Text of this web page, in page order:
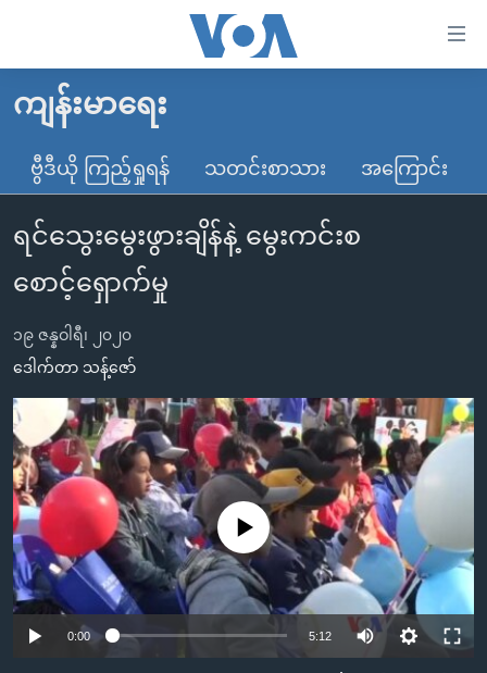
လွယ်ကူ
သည့်
Link
များ
ပင်မ
သို့
ကျော်
ကြည့်
ရန်
ပင်မ
အ
ညွန်း
စာမျက်နှာ
သို့
ကျော်
ကြည့်
မူလစာမျက်နှာ
မြန်မာ
ကမ္ဘာ့သတင်းများ
နိုင်ငံတကာ
အမေရိကန်
အစ္စရေး-ပါလက်စတိုင်း
ဗွီဒီယို
သတင်းလွတ်လပ်ခွင့်
ရပ်ဝန်းတခု လမ်းတခု အလွန်
အင်္ဂလိပ်စာလေ့လာမယ်
မကြေးမုံရဲ့ အင်္ဂလိပ်စာ
ရုပ်ရှင်ထဲက အင်္ဂလိပ်စာ
သုတပဒေသာ အင်္ဂလိပ်စာ
ရေဒီယို
တီဗွီ
ရေဒီယိုနှင့်ရုပ်သံ အချက်အလက်များ
ရေဒီယို/တီဗွီအစီအစဉ်
Learning English
ဗွီအိုအေ လူမှုကွန်ယက်များ
ကျန်းမာရေး
ဗွီဒီယို ကြည့်ရှုရန် သတင်းစာသား အကြောင်း
ရင်သွေးမွေးဖွားချိန်နဲ့ မွေးကင်းစ
စောင့်ရှောက်မှု
၁၉ ဇန္နဝါရီ၊ ၂၀၂၀
ဒေါက်တာ သန့်ဇော်
No media source currently available
0:00 5:12